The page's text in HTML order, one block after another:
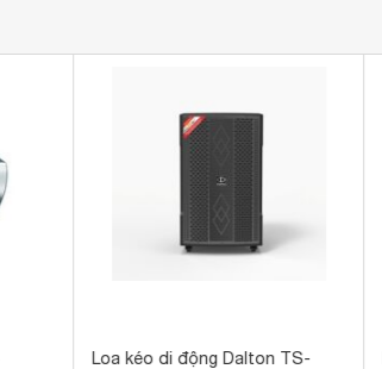
Loa kéo di động Dalton TS-